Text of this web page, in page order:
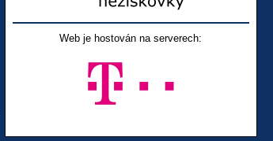
Web je hostován na serverech: